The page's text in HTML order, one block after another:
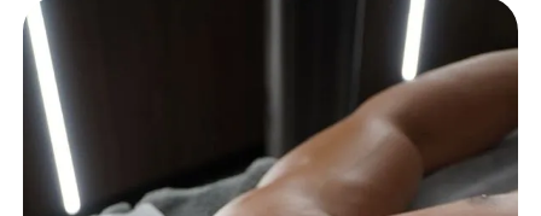
Услуги
Консультативный приём
Инъекционная косметология
Аппаратная косметология
Эстетическая косметология
Проблемы
До/после